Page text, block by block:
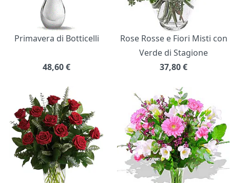
Primavera di Botticelli
48,60€
Rose Rosse e Fiori Misti con
Verde di Stagione
37,80€